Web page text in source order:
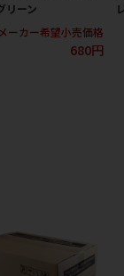
リーン
メーカー希望小売価格
680円